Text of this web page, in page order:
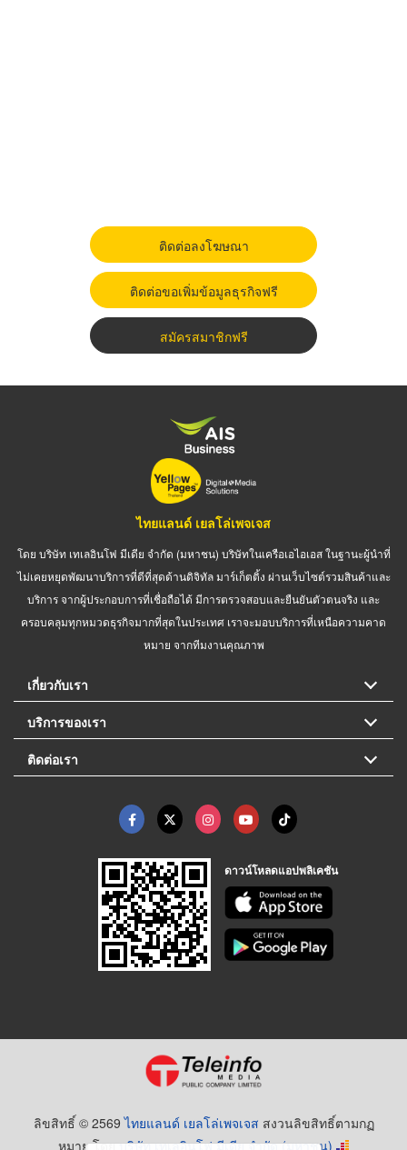
ติดต่อลงโฆษณา
ติดต่อขอเพิ่มข้อมูลธุรกิจฟรี
สมัครสมาชิกฟรี
ไทยแลนด์ เยลโล่เพจเจส
โดย บริษัท เทเลอินโฟ มีเดีย จำกัด (มหาชน) บริษัทในเครือเอไอเอส ในฐานะผู้นำที่
ไม่เคยหยุดพัฒนาบริการที่ดีที่สุดด้านดิจิทัล มาร์เก็ตติ้ง ผ่านเว็บไซต์รวมสินค้าและ
บริการ จากผู้ประกอบการที่เชื่อถือได้ มีการตรวจสอบและยืนยันตัวตนจริง และ
ครอบคลุมทุกหมวดธุรกิจมากที่สุดในประเทศ เราจะมอบบริการที่เหนือความคาด
หมาย จากทีมงานคุณภาพ
เกี่ยวกับเรา
บริการของเรา
ติดต่อเรา
ดาวน์โหลดแอปพลิเคชัน
ลิขสิทธิ์ © 2569ไทยแลนด์ เยลโล่เพจเจส สงวนลิขสิทธิ์ตามกฏ
หมาย โดยบริษัท เทเลอินโฟ มีเดีย จำกัด (มหาชน)